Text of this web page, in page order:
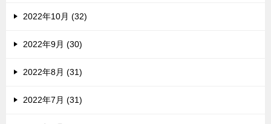
2022年10月 (32)
2022年9月 (30)
2022年8月 (31)
2022年7月 (31)